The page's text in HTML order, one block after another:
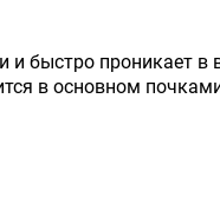
быстро проникает
в основном